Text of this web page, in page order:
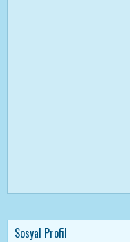
Sosyal Profil